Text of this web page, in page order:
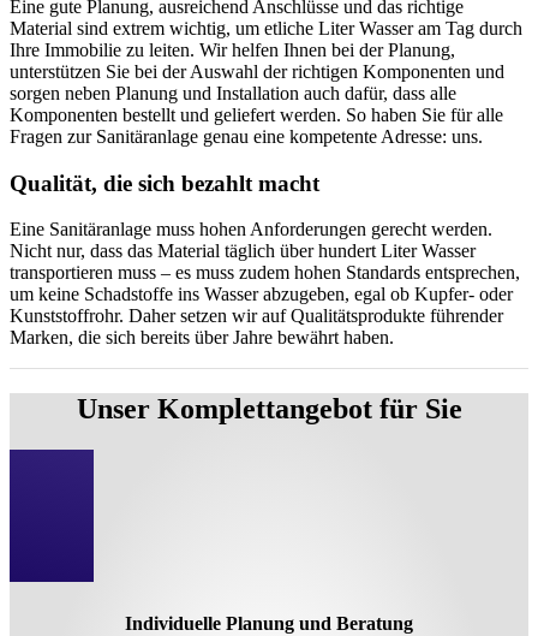
Eine gute Planung, ausreichend Anschlüsse und das richtige
Material sind extrem wichtig, um etliche Liter Wasser am Tag durch
Ihre Immobilie zu leiten. Wir helfen Ihnen bei der Planung,
unterstützen Sie bei der Auswahl der richtigen Komponenten und
sorgen neben Planung und Installation auch dafür, dass alle
Komponenten bestellt und geliefert werden. So haben Sie für alle
Fragen zur Sanitäranlage genau eine kompetente Adresse: uns.
Qualität, die sich bezahlt macht
Eine Sanitäranlage muss hohen Anforderungen gerecht werden.
Nicht nur, dass das Material täglich über hundert Liter Wasser
transportieren muss – es muss zudem hohen Standards entsprechen,
um keine Schadstoffe ins Wasser abzugeben, egal ob Kupfer- oder
Kunststoffrohr. Daher setzen wir auf Qualitätsprodukte führender
Marken, die sich bereits über Jahre bewährt haben.
Unser Komplettangebot für Sie
Individuelle Planung und Beratung